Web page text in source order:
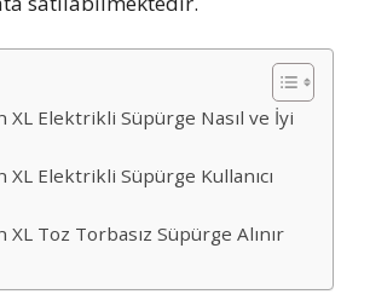
XL Elektrikli Süpürge Nasıl ve İyi
XL Elektrikli Süpürge Kullanıcı
XL Toz Torbasız Süpürge Alınır